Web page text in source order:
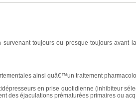
toujours ou presque toujours
ainsi quâ€™un traitement
en prise quotidienne (inhibiteur
des éjaculations prématurées primaires ou